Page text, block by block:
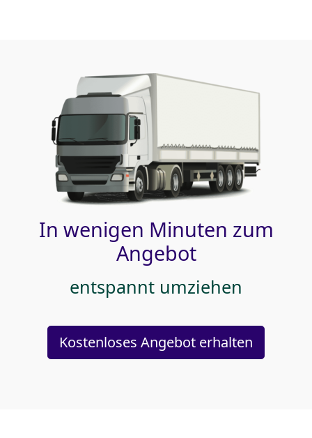
In wenigen Minuten zum
Angebot
entspannt umziehen
Kostenloses Angebot erhalten